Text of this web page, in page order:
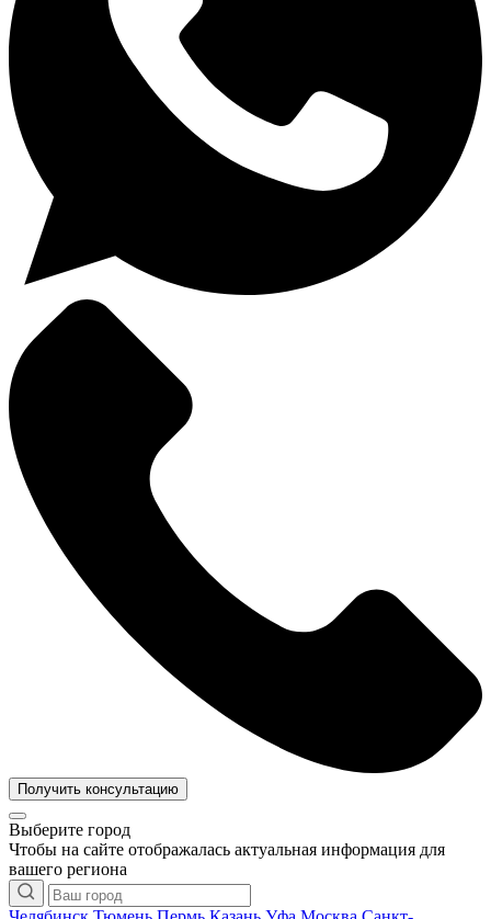
Получить консультацию
Выберите город
Чтобы на сайте отображалась актуальная информация для
вашего региона